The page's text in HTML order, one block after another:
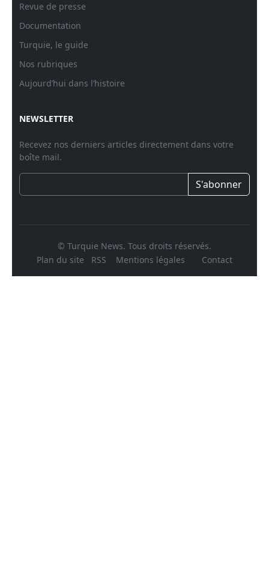
Revue de presse
Documentation
Turquie, le guide
Nos rubriques
Aujourd’hui dans l’histoire
NEWSLETTER
Recevez nos derniers articles directement dans votre
boîte mail.
S'abonner
© Turquie News. Tous droits réservés.
Plan du site
RSS Mentions légales Contact